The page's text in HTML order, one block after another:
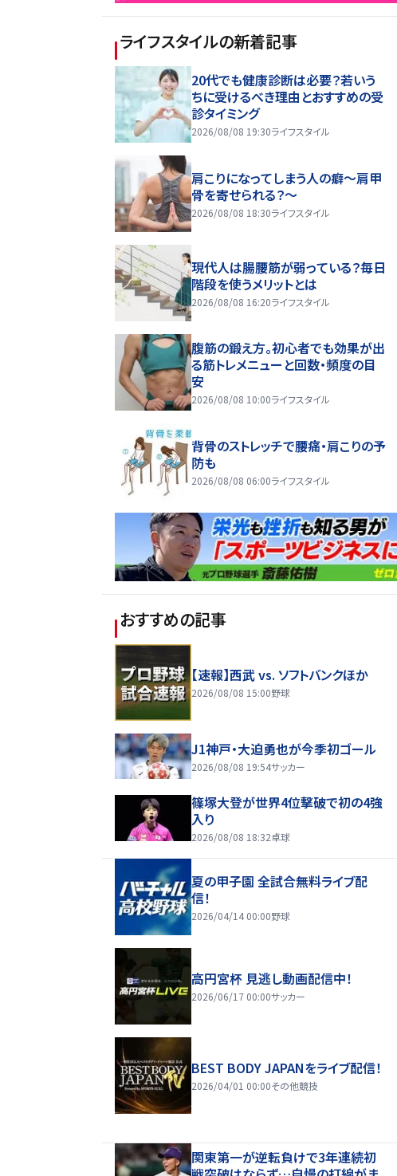
ライフスタイルの新着記事
20代でも健康診断は必要？若いう
ちに受けるべき理由とおすすめの受
診タイミング
2026/08/08 19:30ライフスタイル
肩こりになってしまう人の癖～肩甲
骨を寄せられる？～
2026/08/08 18:30ライフスタイル
現代人は腸腰筋が弱っている？毎日
階段を使うメリットとは
2026/08/08 16:20ライフスタイル
腹筋の鍛え方。初心者でも効果が出
る筋トレメニューと回数・頻度の目
安
2026/08/08 10:00ライフスタイル
背骨のストレッチで腰痛・肩こりの予
防も
2026/08/08 06:00ライフスタイル
おすすめの記事
【速報】西武 vs. ソフトバンクほか
2026/08/08 15:00野球
J1神戸・大迫勇也が今季初ゴール
2026/08/08 19:54サッカー
篠塚大登が世界4位撃破で初の4強
入り
2026/08/08 18:32卓球
夏の甲子園 全試合無料ライブ配
信！
2026/04/14 00:00野球
高円宮杯 見逃し動画配信中！
2026/06/17 00:00サッカー
BEST BODY JAPANをライブ配信！
2026/04/01 00:00その他競技
関東第一が逆転負けで3年連続初